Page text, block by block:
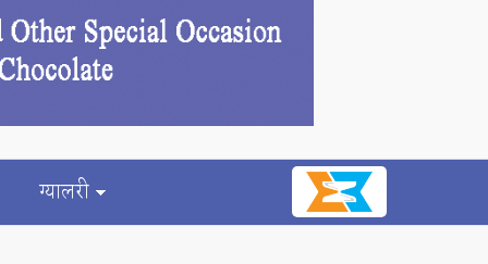
ग्यालरी